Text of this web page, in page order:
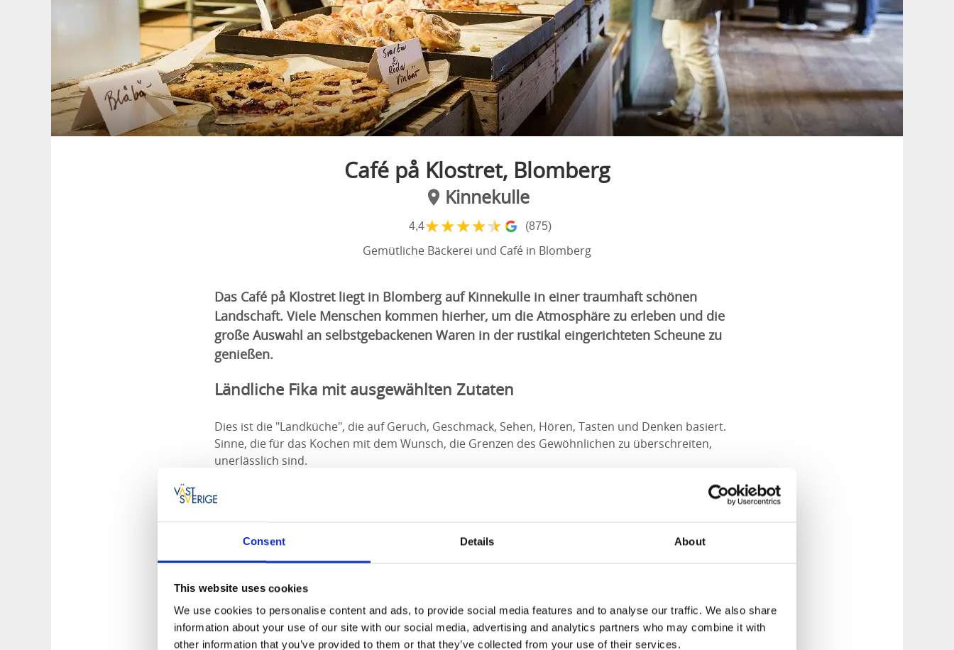
Consent Details About
This website uses cookies
We use cookies to personalise content and ads, to provide social media features and to analyse our traffic. We also share
information about your use of our site with our social media, advertising and analytics partners who may combine it with
other information that you’ve provided to them or that they’ve collected from your use of their services.
Café på Klostret, Blomberg
Kinnekulle
4,4★★★★★ (875)
Gemütliche Bäckerei und Café in Blomberg
Das Café på Klostret liegt in Blomberg auf Kinnekulle in einer traumhaft schönen
Landschaft. Viele Menschen kommen hierher, um die Atmosphäre zu erleben und die
große Auswahl an selbstgebackenen Waren in der rustikal eingerichteten Scheune zu
genießen.
Ländliche Fika mit ausgewählten Zutaten
Dies ist die "Landküche", die auf Geruch, Geschmack, Sehen, Hören, Tasten und Denken basiert.
Sinne, die für das Kochen mit dem Wunsch, die Grenzen des Gewöhnlichen zu überschreiten,
unerlässlich sind.
"Seit vielen Jahren koche ich mit sorgfältig ausgewählten Zutaten, um direkt und frisch zu liefern",
sagt Cafébesitzerin Lena Svedung.
Wenn Sie die Scheune betreten, werden Sie von einer schönen rustikalen Umgebung mit
ländlichem Flair begrüßt. Es duftet nach frischem Gebäck und die Vielfalt der Backwaren ist groß.
Verschiedene Arten von Brötchen, Brotkuchen, Teegebäck, Klosterroggen, Bärlauchbrot und